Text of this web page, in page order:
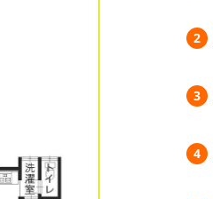
2
3
4